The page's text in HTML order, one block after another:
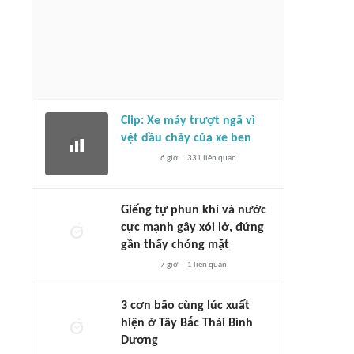
Clip: Xe máy trượt ngã vì
vệt dầu chảy của xe ben
6 giờ 331 liên quan
Giếng tự phun khí và nước
cực mạnh gây xói lở, đứng
gần thấy chóng mặt
7 giờ 1 liên quan
3 cơn bão cùng lúc xuất
hiện ở Tây Bắc Thái Bình
Dương